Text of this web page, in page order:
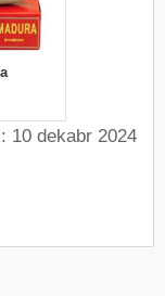
dekabr 2024